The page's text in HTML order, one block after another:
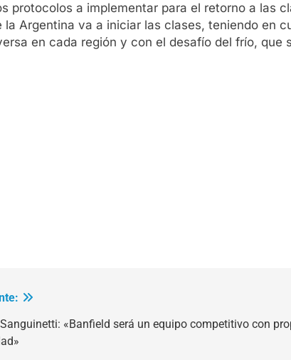
protocolos a implementar para el retorno a las
Argentina va a iniciar las clases, teniendo en
en cada región y con el desafío del frío, que
«Banfield será un equipo competitivo con